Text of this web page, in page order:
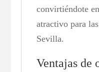
convirtiéndote
atractivo para
Sevilla.
Ventajas de